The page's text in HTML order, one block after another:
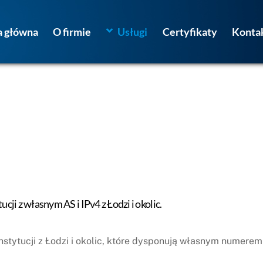
główna O firmie Usługi Certyfikaty
z własnym AS i IPv4 z Łodzi i okolic.
z Łodzi i okolic, które dysponują własnym numerem